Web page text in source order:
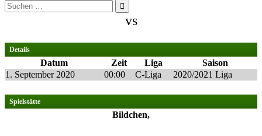
Suchen
nach:
vs
Details
Datum Zeit Liga
Saison
1. September 2020
00:00 C-Liga 2020/2021 Liga
Spielstätte
Bildchen,